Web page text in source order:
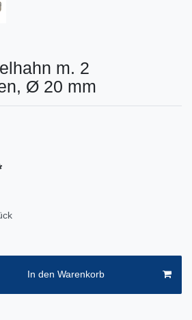
m. 2
Ø 20 mm
In den Warenkorb